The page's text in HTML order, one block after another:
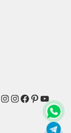
Instagram
Instagram
Facebook
Pinterest